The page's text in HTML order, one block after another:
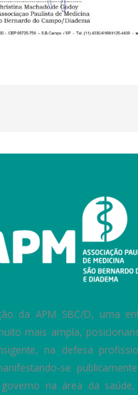
da APM SBC/D, uma
mais ampla,
na defesa
se
governo na área da